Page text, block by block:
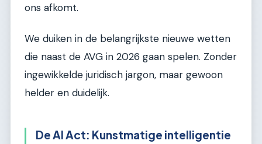
ons afkomt.
We duiken in de belangrijkste nieuwe wetten
die naast de AVG in 2026 gaan spelen. Zonder
ingewikkelde juridisch jargon, maar gewoon
helder en duidelijk.
De AI Act: Kunstmatige intelligentie